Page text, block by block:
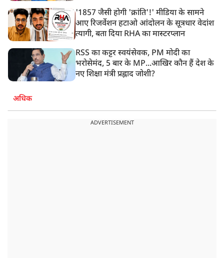
'1857 जैसी होगी 'क्रांति'!' मीडिया के सामने
आए रिजर्वेशन हटाओ आंदोलन के सूत्रधार वेदांश
त्यागी, बता दिया RHA का मास्टरप्लान
RSS का कट्टर स्वयंसेवक, PM मोदी का
भरोसेमंद, 5 बार के MP...आखिर कौन हैं देश के
नए शिक्षा मंत्री प्रह्लाद जोशी?
अधिक
ADVERTISEMENT